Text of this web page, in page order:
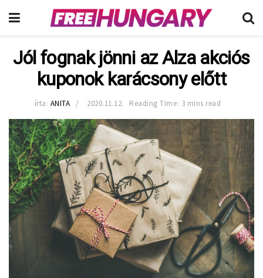
Jól fognak jönni az Alza akciós
kuponok karácsony előtt
írta: ANITA 2020.11.12. Reading Time: 3 mins read